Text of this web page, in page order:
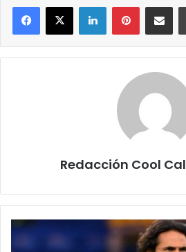
Facebook
X LinkedInPinterest
Redacción Cool
Bombazo: